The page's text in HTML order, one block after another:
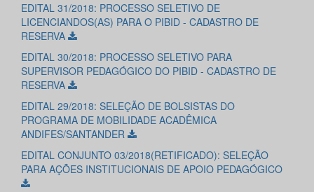
EDITAL 31/2018: PROCESSO SELETIVO DE
LICENCIANDOS(AS) PARA O PIBID - CADASTRO DE
RESERVA
EDITAL 30/2018: PROCESSO SELETIVO PARA
SUPERVISOR PEDAGÓGICO DO PIBID - CADASTRO DE
RESERVA
EDITAL 29/2018: SELEÇÃO DE BOLSISTAS DO
PROGRAMA DE MOBILIDADE ACADÊMICA
ANDIFES/SANTANDER
EDITAL CONJUNTO 03/2018(RETIFICADO): SELEÇÃO
PARA AÇÕES INSTITUCIONAIS DE APOIO PEDAGÓGICO